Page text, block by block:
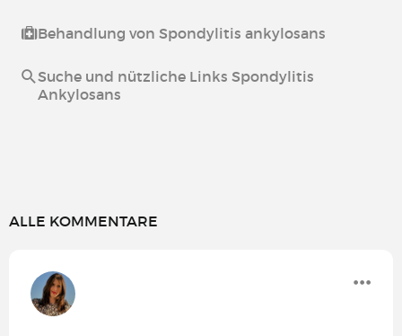
Behandlung von Spondylitis ankylosans
Suche und nützliche Links Spondylitis
Ankylosans
ALLE KOMMENTARE